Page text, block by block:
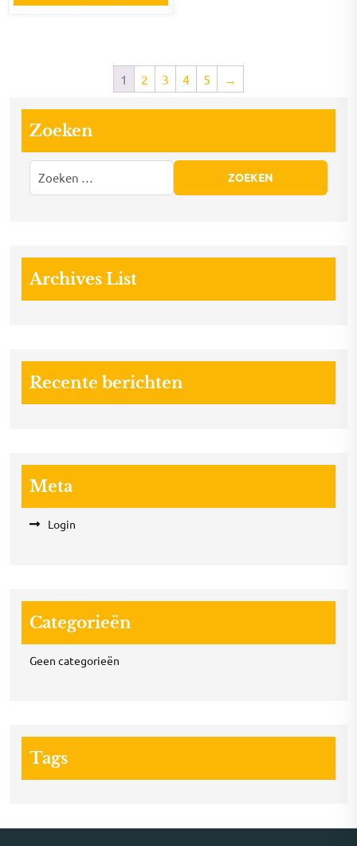
1 2 3 4 5 →
Zoeken
Archives List
Recente berichten
Meta
Login
Categorieën
Geen categorieën
Tags